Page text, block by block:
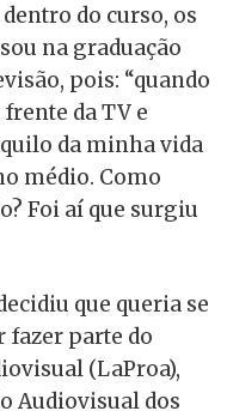
do curso, os
na graduação
pois: “quando
da TV e
da minha vida
médio. Como
Foi aí que surgiu
que queria se
fazer parte do
(LaProa),
Audiovisual dos